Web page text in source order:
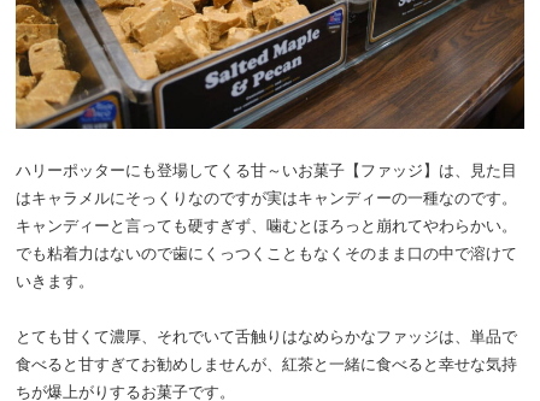
ハリーポッターにも登場してくる甘～いお菓子【ファッジ】は、見た目
はキャラメルにそっくりなのですが実はキャンディーの一種なのです。
キャンディーと言っても硬すぎず、噛むとほろっと崩れてやわらかい。
でも粘着力はないので歯にくっつくこともなくそのまま口の中で溶けて
いきます。
とても甘くて濃厚、それでいて舌触りはなめらかなファッジは、単品で
食べると甘すぎてお勧めしませんが、紅茶と一緒に食べると幸せな気持
ちが爆上がりするお菓子です。